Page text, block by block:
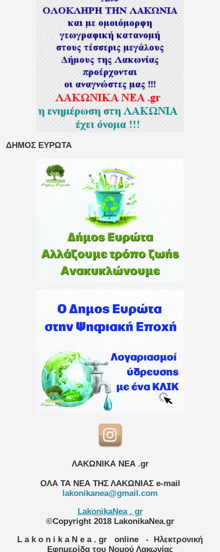
ΔΗΜΟΣ ΕΥΡΩΤΑ
ΛΑΚΩΝΙΚΑ ΝΕΑ .gr
ΟΛΑ ΤΑ ΝΕΑ ΤΗΣ ΛΑΚΩΝΙΑΣ e-mail
lakonikanea@gmail.com
LakonikaNea . gr
©Copyright 2018 LakonikaNea.gr
L a k o n i k a N e a . gr
online
- Ηλεκτρονική
Εφημερίδα του Νομού Λακωνίας